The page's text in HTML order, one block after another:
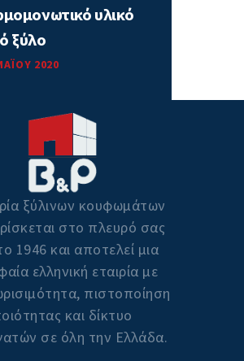
υλικό
ξύλο
2020
ξύλινων κουφωμάτων
στο πλευρό σας
1946 και αποτελεί μια
ελληνική εταιρία με
πιστοποίηση
και δίκτυο
σε όλη την Ελλάδα.